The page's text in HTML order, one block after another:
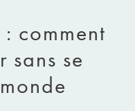
comment
sans se